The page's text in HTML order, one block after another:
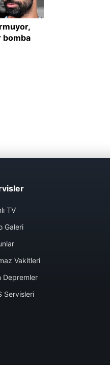
TV
Galeri
Vakitleri
Depremler
Servisleri